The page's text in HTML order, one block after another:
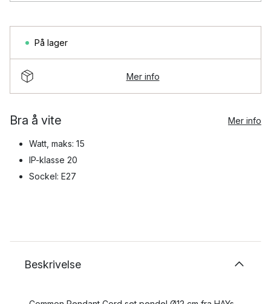
På lager
Mer info
Bra å vite Mer info
Watt, maks: 15
IP-klasse 20
Sockel: E27
Beskrivelse